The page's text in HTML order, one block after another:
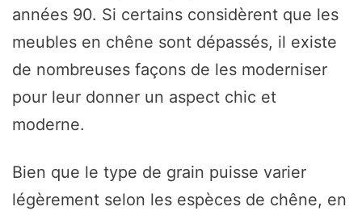
années 90. Si certains considèrent que les
meubles en chêne sont dépassés, il existe
de nombreuses façons de les moderniser
pour leur donner un aspect chic et
moderne.
Bien que le type de grain puisse varier
légèrement selon les espèces de chêne, en